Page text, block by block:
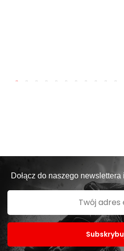
Dołącz do naszego